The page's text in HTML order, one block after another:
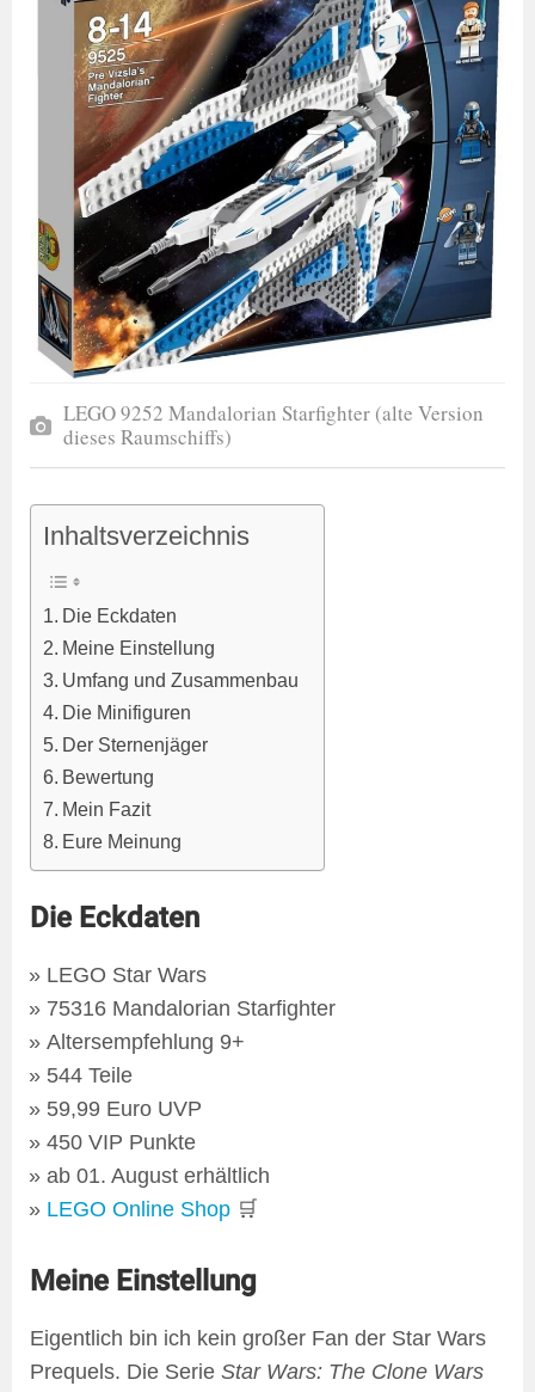
LEGO 9252 Mandalorian Starfighter (alte Version
dieses Raumschiffs)
Inhaltsverzeichnis
Die Eckdaten
Meine Einstellung
Umfang und Zusammenbau
Die Minifiguren
Der Sternenjäger
Bewertung
Mein Fazit
Eure Meinung
Die Eckdaten
LEGO Star Wars
75316 Mandalorian Starfighter
Altersempfehlung 9+
544 Teile
59,99 Euro UVP
450 VIP Punkte
ab 01. August erhältlich
LEGO Online Shop 🛒
Meine Einstellung
Eigentlich bin ich kein großer Fan der Star Wars
Prequels. Die Serie Star Wars: The Clone Wars